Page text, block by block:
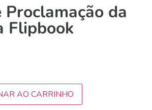
da
Flipbook
AO CARRINHO